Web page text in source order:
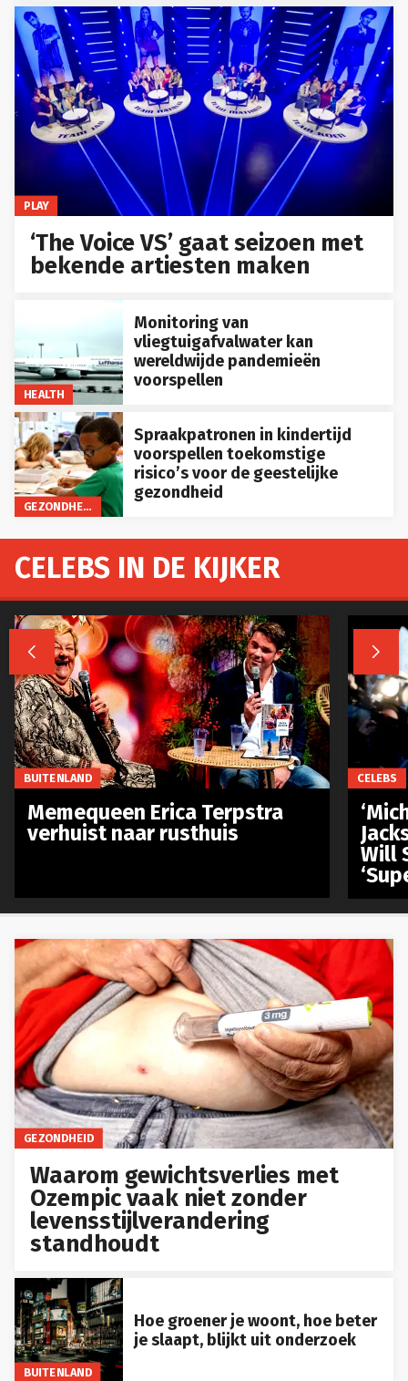
PLAY
‘The Voice VS’ gaat seizoen met
bekende artiesten maken
HEALTH
Monitoring van
vliegtuigafvalwater kan
wereldwijde pandemieën
voorspellen
GEZONDHEID
Spraakpatronen in kindertijd
voorspellen toekomstige
risico’s voor de geestelijke
gezondheid
GEZONDHEID
Waarom gewichtsverlies met
Ozempic vaak niet zonder
levensstijlverandering
standhoudt
BUITENLAND
Hoe groener je woont, hoe beter
je slaapt, blijkt uit onderzoek
CELEBS IN DE KIJKER
 
BUITENLAND
Memequeen Erica Terpstra
verhuist naar rusthuis
CELEBS
Will